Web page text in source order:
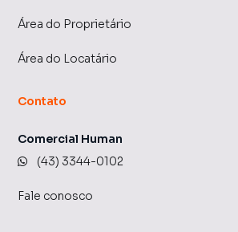
Área do Proprietário
Área do Locatário
Contato
Comercial Human
(43) 3344-0102
Fale conosco